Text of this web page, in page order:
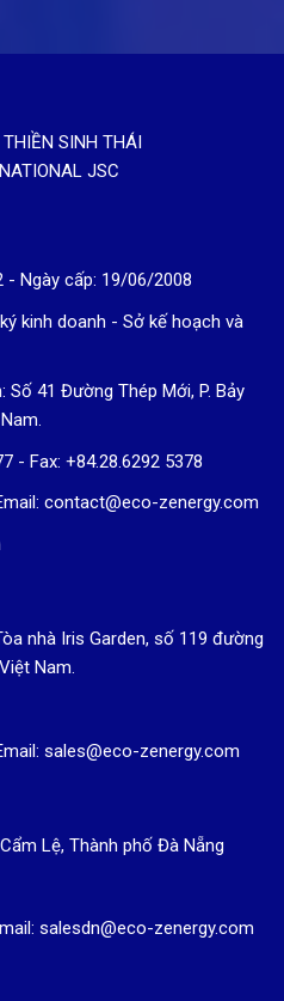
SINH THÁI
JSC
- Ngày cấp: 19/06/2008
kinh doanh - Sở kế hoạch và
41 Đường Thép Mới, P. Bảy
- Fax: +84.28.6292 5378
contact@eco-zenergy.com
nhà Iris Garden, số 119 đường
Nam.
sales@eco-zenergy.com
Lệ, Thành phố Đà Nẵng
salesdn@eco-zenergy.com